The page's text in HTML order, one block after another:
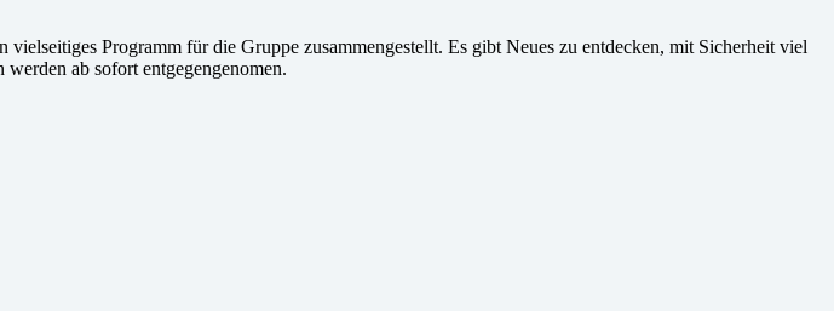
Programm für die Gruppe zusammengestellt. Es gibt Neues zu entdecken, mit Sicherheit viel
ab sofort entgegengenomen.